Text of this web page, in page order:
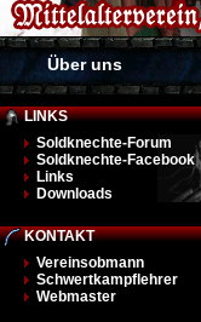
Über uns
LINKS
Soldknechte-Forum
Soldknechte-Facebook
Links
Downloads
KONTAKT
Vereinsobmann
Schwertkampflehrer
Webmaster